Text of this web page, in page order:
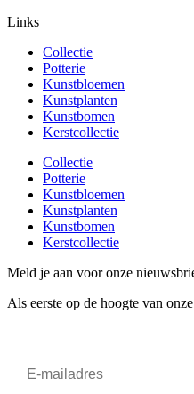
Links
Collectie
Potterie
Kunstbloemen
Kunstplanten
Kunstbomen
Kerstcollectie
Collectie
Potterie
Kunstbloemen
Kunstplanten
Kunstbomen
Kerstcollectie
Meld je aan voor onze
Als eerste op de hoogte van